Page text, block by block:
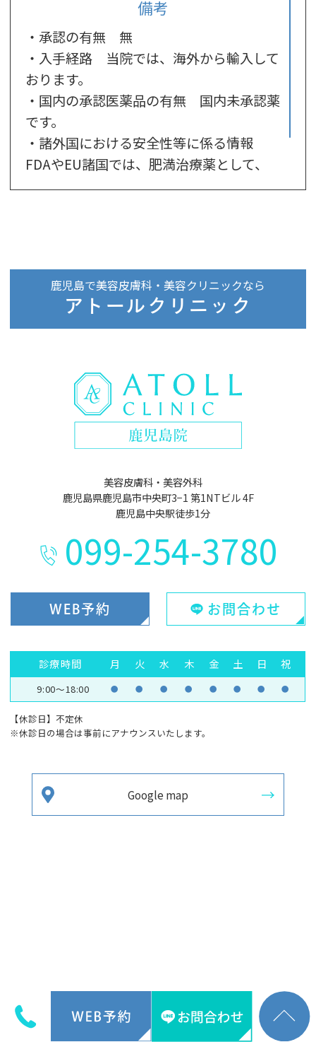
備考
・承認の有無 無
・入手経路 当院では、海外から輸入して
おります。
・国内の承認医薬品の有無 国内未承認薬
です。
・諸外国における安全性等に係る情報
FDAやEU諸国では、肥満治療薬として、
承認されており、安全性が認められており
鹿児島で美容皮膚科・美容クリニックなら
アトールクリニック
美容皮膚科・美容外科
鹿児島県鹿児島市中央町3−1 第1NTビル 4F
鹿児島中央駅徒歩1分
099-254-3780
WEB予約 お問合わせ
診療時間 月 火 水 木 金 土 日 祝
9:00～18:00 ● ● ● ● ● ● ● ●
【休診日】不定休
※休診日の場合は事前にアナウンスいたします。
Google map